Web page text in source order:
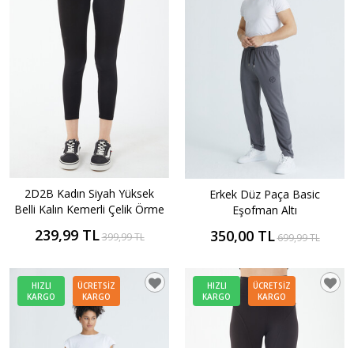
2D2B Kadın Siyah Yüksek
Belli Kalın Kemerli Çelik Örme
239,99 TL399,99 TL
Erkek Düz Paça Basic
Eşofman Altı
350,00 TL699,99 TL
HIZLI
KARGO
ÜCRETSIZ
KARGO
HIZLI
KARGO
ÜCRETSIZ
KARGO